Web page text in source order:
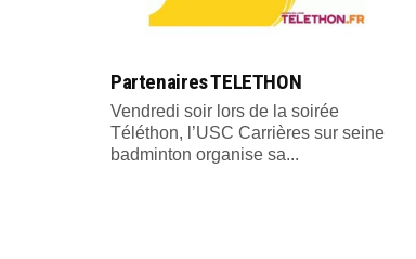
Partenaires TELETHON
Vendredi soir lors de la soirée
Téléthon, l’USC Carrières sur seine
badminton organise sa...